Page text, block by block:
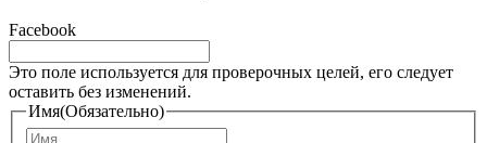
Facebook
Это поле используется для проверочных целей, его следует
оставить без изменений.
Имя(Обязательно)